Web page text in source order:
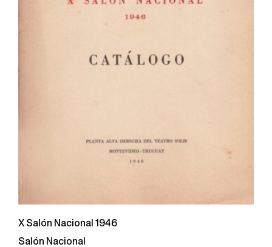
X Salón Nacional 1946
Salón Nacional